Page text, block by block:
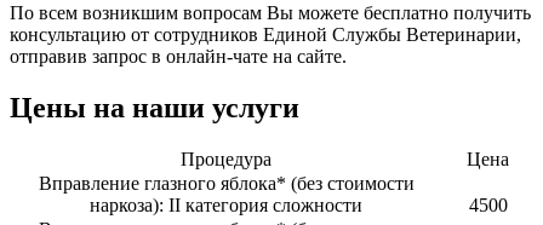
По всем возникшим вопросам Вы можете бесплатно получить
консультацию от сотрудников Единой Службы Ветеринарии,
отправив запрос в онлайн-чате на сайте.
Цены на наши услуги
Процедура
Цена
Вправление глазного яблока* (без стоимости
наркоза): II категория сложности
4500